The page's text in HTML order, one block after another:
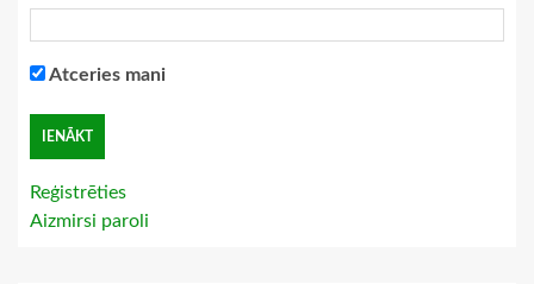
Atceries mani
Reģistrēties
Aizmirsi paroli